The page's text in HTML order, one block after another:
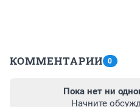
КОММЕНТАРИИ 0
Пока нет ни
Начните